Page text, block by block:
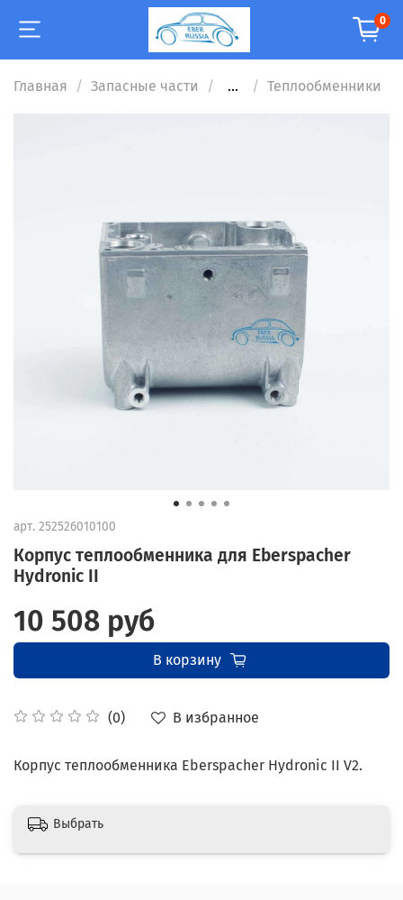
0
Главная Запасные части ... Теплообменники
арт. 252526010100
Корпус теплообменника для Eberspacher
Hydronic II
(0) В избранное
10 508 руб
В корзину
Корпус теплообменника Eberspacher Hydronic II V2.
Выбрать